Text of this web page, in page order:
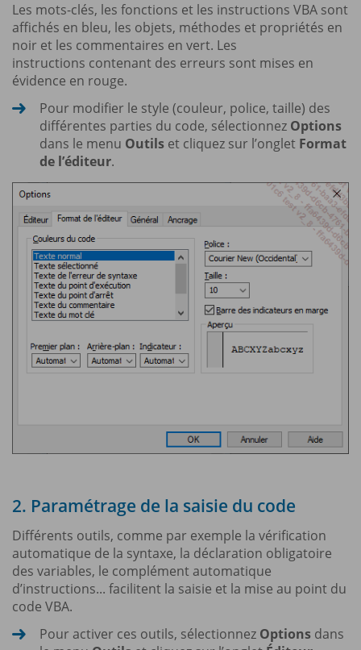
Les mots-clés, les fonctions et les instructions VBA sont
affichés en bleu, les objets, méthodes et propriétés en
noir et les commentaires en vert. Les
instructions contenant des erreurs sont mises en
évidence en rouge.
Pour modifier le style (couleur, police, taille) des
différentes parties du code, sélectionnez Options
dans le menu Outils et cliquez sur l’onglet Format
de l’éditeur.
2. Paramétrage de la saisie du code
Différents outils, comme par exemple la vérification
automatique de la syntaxe, la déclaration obligatoire
des variables, le complément automatique
d’instructions... facilitent la saisie et la mise au point du
code VBA.
Pour activer ces outils, sélectionnez Options dans